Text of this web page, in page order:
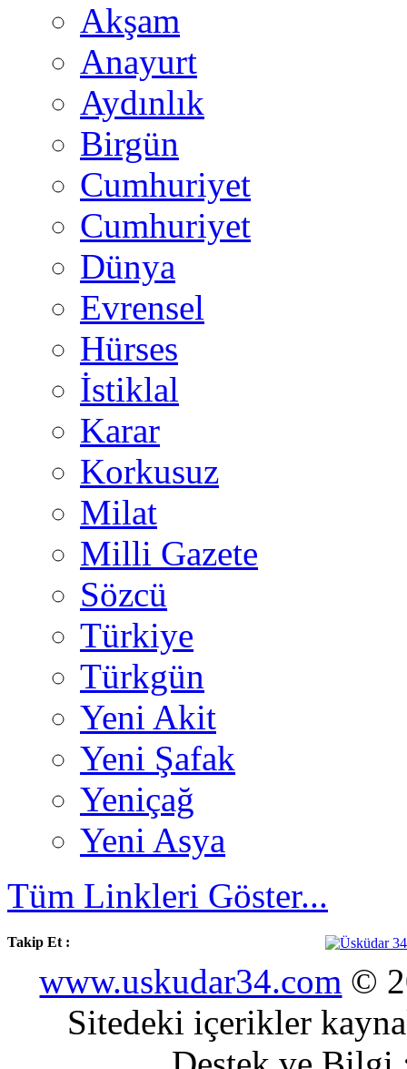
Akşam
Anayurt
Aydınlık
Birgün
Cumhuriyet
Cumhuriyet
Dünya
Evrensel
Hürses
İstiklal
Karar
Korkusuz
Milat
Milli Gazete
Sözcü
Türkiye
Türkgün
Yeni Akit
Yeni Şafak
Yeniçağ
Yeni Asya
Tüm Linkleri Göster...
Takip Et :
www.uskudar34.com ©
Sitedeki içerikler